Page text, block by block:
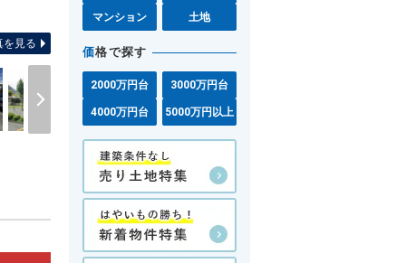
を見る
マンション 土地
価格で探す
2000万円台 3000万円台
4000万円台 5000万円以上